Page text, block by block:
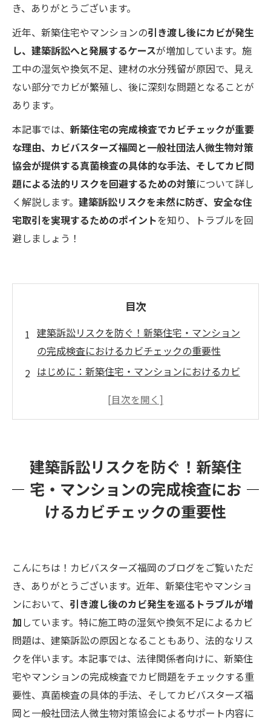
き、ありがとうございます。
近年、新築住宅やマンションの引き渡し後にカビが発生
し、建築訴訟へと発展するケースが増加しています。施
工中の湿気や換気不足、建材の水分残留が原因で、見え
ない部分でカビが繁殖し、後に深刻な問題となることが
あります。
本記事では、 新築住宅の完成検査でカビチェックが重要
な理由、カビバスターズ福岡と一般社団法人微生物対策
協会が提供する真菌検査の具体的な手法、そしてカビ問
題による法的リスクを回避するための対策について詳し
く解説します。 建築訴訟リスクを未然に防ぎ、安全な住
宅取引を実現するためのポイントを知り、トラブルを回
避しましょう！
目次
建築訴訟リスクを防ぐ！新築住宅・マンション
の完成検査におけるカビチェックの重要性
はじめに：新築住宅・マンションにおけるカビ
新築住宅・マンションの完成検査におけるカビ
菌検査の具体的手法
カビ問題に関する法律的視点と訴訟リスク
結論：法律関係者が新築物件の完成検査でカビ
建築訴訟リスクを防ぐ！新築住
宅・マンションの完成検査にお
けるカビチェックの重要性
こんにちは！カビバスターズ福岡のブログをご覧いただ
き、ありがとうございます。近年、新築住宅やマンショ
ンにおいて、 引き渡し後のカビ発生を巡るトラブルが増
加しています。特に施工時の湿気や換気不足によるカビ
問題は、建築訴訟の原因となることもあり、法的なリス
クを伴います。本記事では、法律関係者向けに、新築住
宅やマンションの完成検査でカビ問題をチェックする重
要性、真菌検査の具体的手法、そしてカビバスターズ福
岡と一般社団法人微生物対策協会によるサポート内容に